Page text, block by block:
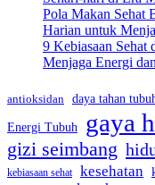
Pola Makan Sehat
Harian untuk
9 Kebiasaan Sehat
Menjaga Energi
antioksidan daya tahan
Energi Tubuh gaya
gizi seimbang
kebiasaan sehat kesehatan